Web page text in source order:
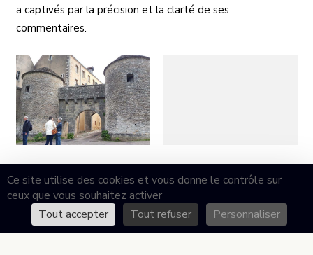
a captivés par la précision et la clarté de ses
commentaires.
Ce site utilise des cookies et vous donne le contrôle sur
ceux que vous souhaitez activer
Tout accepter
Tout refuser Personnaliser